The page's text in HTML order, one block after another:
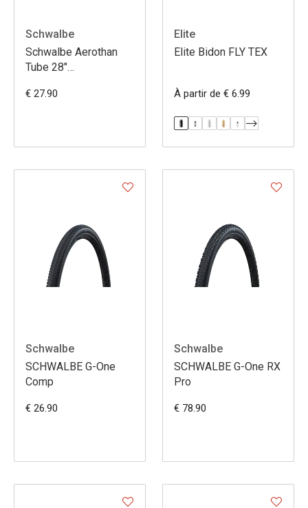
Schwalbe
Schwalbe Aerothan
Tube 28"
€ 27.90
Elite
Elite Bidon FLY TEX
À partir de € 6.99
Schwalbe
SCHWALBE G-One
Comp
€ 26.90
Schwalbe
SCHWALBE G-One RX
Pro
€ 78.90